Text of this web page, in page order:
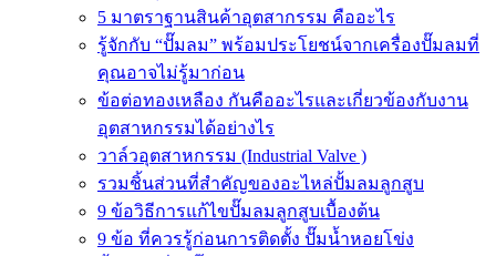
5 มาตราฐานสินค้าอุตสากรรม คืออะไร
รู้จักกับ “ปั๊มลม” พร้อมประโยชน์จากเครื่องปั๊มลมที่
คุณอาจไม่รู้มาก่อน
ข้อต่อทองเหลือง กันคืออะไรและเกี่ยวข้องกับงาน
อุตสาหกรรมได้อย่างไร
วาล์วอุตสาหกรรม (Industrial Valve )
รวมชิ้นส่วนที่สำคัญของอะไหล่ปั้มลมลูกสูบ
9 ข้อวิธีการแก้ไขปั๊มลมลูกสูบเบื้องต้น
9 ข้อ ที่ควรรู้ก่อนการติดตั้ง ปั๊มน้ำหอยโข่ง